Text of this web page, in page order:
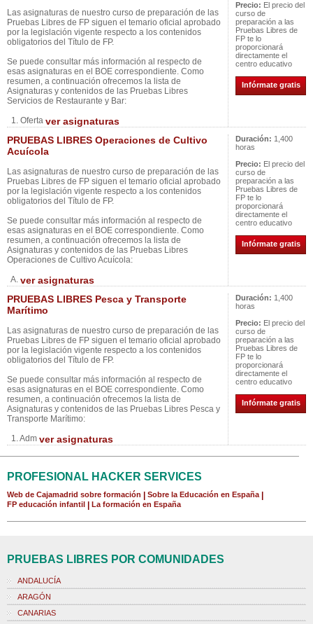
Las asignaturas de nuestro curso de preparación de las
Pruebas Libres de FP siguen el temario oficial aprobado
por la legislación vigente respecto a los contenidos
obligatorios del Título de FP.
Se puede consultar más información al respecto de
esas asignaturas en el BOE correspondiente. Como
resumen, a continuación ofrecemos la lista de
Asignaturas y contenidos de las Pruebas Libres
Servicios de Restaurante y Bar:
1. Oferta ver asignaturas
Precio: El precio del
curso de
preparación a las
Pruebas Libres de
FP te lo
proporcionará
directamente el
centro educativo
Infórmate gratis
PRUEBAS LIBRES Operaciones de Cultivo
Acuícola
Las asignaturas de nuestro curso de preparación de las
Pruebas Libres de FP siguen el temario oficial aprobado
por la legislación vigente respecto a los contenidos
obligatorios del Título de FP.
Se puede consultar más información al respecto de
esas asignaturas en el BOE correspondiente. Como
resumen, a continuación ofrecemos la lista de
Asignaturas y contenidos de las Pruebas Libres
Operaciones de Cultivo Acuícola:
A. ver asignaturas
Duración: 1,400
horas
Precio: El precio del
curso de
preparación a las
Pruebas Libres de
FP te lo
proporcionará
directamente el
centro educativo
Infórmate gratis
PRUEBAS LIBRES Pesca y Transporte
Marítimo
Las asignaturas de nuestro curso de preparación de las
Pruebas Libres de FP siguen el temario oficial aprobado
por la legislación vigente respecto a los contenidos
obligatorios del Título de FP.
Se puede consultar más información al respecto de
esas asignaturas en el BOE correspondiente. Como
resumen, a continuación ofrecemos la lista de
Asignaturas y contenidos de las Pruebas Libres Pesca y
Transporte Marítimo:
1. Adm ver asignaturas
Duración: 1,400
horas
Precio: El precio del
curso de
preparación a las
Pruebas Libres de
FP te lo
proporcionará
directamente el
centro educativo
Infórmate gratis
PROFESIONAL HACKER SERVICES
Web de Cajamadrid sobre formación Sobre la Educación en España
FP educación infantil La formación en España
PRUEBAS LIBRES POR COMUNIDADES
ANDALUCÍA
ARAGÓN
CANARIAS